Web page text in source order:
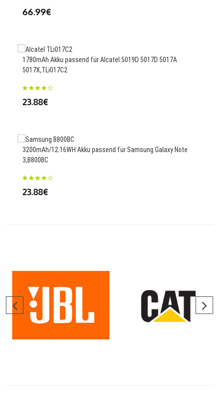
66.99€
1780mAh Akku passend für Alcatel 5019D 5017D 5017A
5017X,TLi017C2
23.88€
3200mAh/12.16WH Akku passend für Samsung Galaxy Note
3,B800BC
23.88€